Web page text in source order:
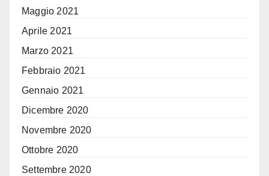
Maggio 2021
Aprile 2021
Marzo 2021
Febbraio 2021
Gennaio 2021
Dicembre 2020
Novembre 2020
Ottobre 2020
Settembre 2020